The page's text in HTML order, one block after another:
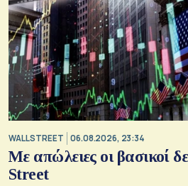
WALL STREET 06.08.2026, 23:34
Με απώλειες οι βασικοί
Street